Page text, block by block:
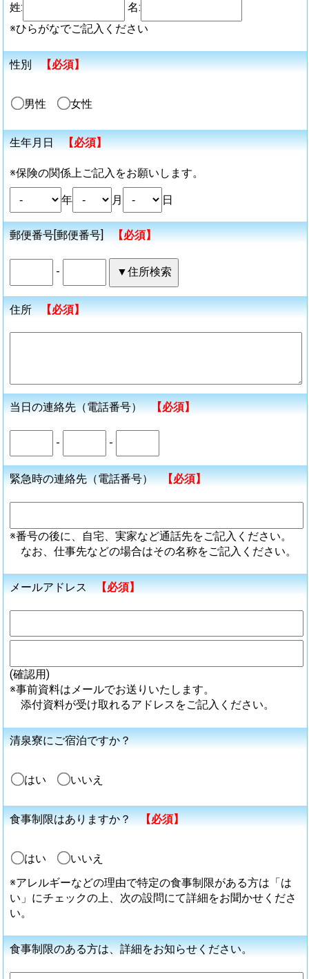
姓:
名:
※ひらがなでご記入ください
性別 【必須】
男性 女性
生年月日 【必須】
※保険の関係上ご記入をお願いします。
年 月 日
郵便番号[郵便番号] 【必須】
-
住所 【必須】
当日の連絡先（電話番号） 【必須】
- -
緊急時の連絡先（電話番号） 【必須】
※番号の後に、自宅、実家など通話先をご記入ください。
なお、仕事先などの場合はその名称をご記入ください。
メールアドレス 【必須】
(確認用)
※事前資料はメールでお送りいたします。
添付資料が受け取れるアドレスをご記入ください。
清泉寮にご宿泊ですか？
はい いいえ
食事制限はありますか？ 【必須】
はい
いいえ
※アレルギーなどの理由で特定の食事制限がある方は「は
い」にチェックの上、次の設問にて詳細をお聞かせくださ
い。
食事制限のある方は、詳細をお知らせください。